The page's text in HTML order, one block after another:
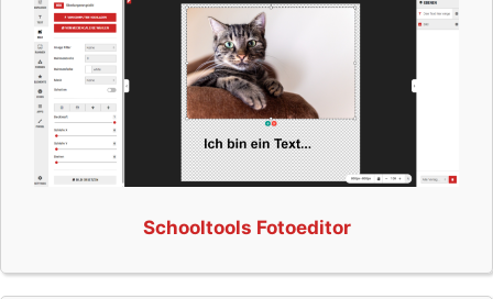
Schooltools Fotoeditor